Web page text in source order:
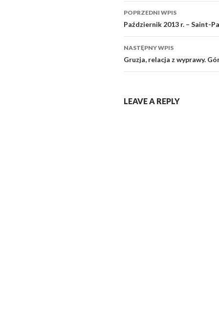
Zobacz
wpisy
POPRZEDNI WPIS
Październik 2013 r. – Saint-
NASTĘPNY WPIS
Gruzja, relacja z wyprawy.
LEAVE A REPLY